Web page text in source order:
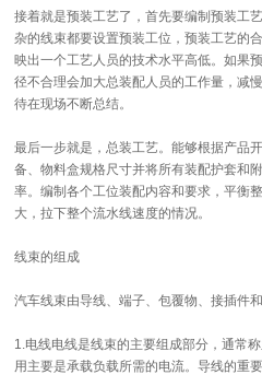
接着就是预装工艺了，首先要编制预装工
杂的线束都要设置预装工位，预装工艺的
映出一个工艺人员的技术水平高低。如果
径不合理会加大总装配人员的工作量，减
待在现场不断总结。
最后一步就是，总装工艺。能够根据产品
备、物料盒规格尺寸并将所有装配护套和
率。编制各个工位装配内容和要求，平衡
大，拉下整个流水线速度的情况。
线束的组成
汽车线束由导线、端子、包覆物、接插件
1.电线电线是线束的主要组成部分，通常
用主要是承载负载所需的电流。导线的重